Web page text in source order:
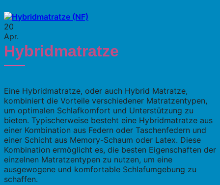
20
Apr.
Hybridmatratze
Eine Hybridmatratze, oder auch Hybrid Matratze,
kombiniert die Vorteile verschiedener Matratzentypen,
um optimalen Schlafkomfort und Unterstützung zu
bieten. Typischerweise besteht eine Hybridmatratze aus
einer Kombination aus Federn oder Taschenfedern und
einer Schicht aus Memory-Schaum oder Latex. Diese
Kombination ermöglicht es, die besten Eigenschaften der
einzelnen Matratzentypen zu nutzen, um eine
ausgewogene und komfortable Schlafumgebung zu
schaffen.